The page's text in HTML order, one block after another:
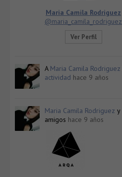
Maria Camila Rodriguez
@maria_camila_rodriguez
Ver Perfil
A Maria Camila Rodriguez
actividad hace 9 años
Maria Camila Rodriguez y
amigos hace 9 años